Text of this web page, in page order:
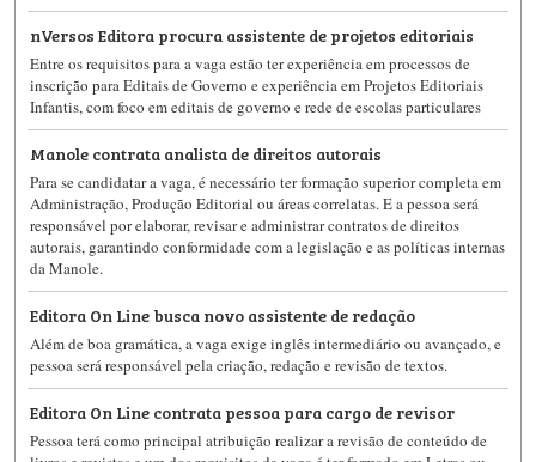
nVersos Editora procura assistente de projetos editoriais
Entre os requisitos para a vaga estão ter experiência em processos de
inscrição para Editais de Governo e experiência em Projetos Editoriais
Infantis, com foco em editais de governo e rede de escolas particulares
Manole contrata analista de direitos autorais
Para se candidatar a vaga, é necessário ter formação superior completa em
Administração, Produção Editorial ou áreas correlatas. E a pessoa será
responsável por elaborar, revisar e administrar contratos de direitos
autorais, garantindo conformidade com a legislação e as políticas internas
da Manole.
Editora On Line busca novo assistente de redação
Além de boa gramática, a vaga exige inglês intermediário ou avançado, e
pessoa será responsável pela criação, redação e revisão de textos.
Editora On Line contrata pessoa para cargo de revisor
Pessoa terá como principal atribuição realizar a revisão de conteúdo de